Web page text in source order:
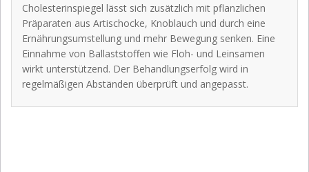
Cholesterinspiegel lässt sich zusätzlich mit pflanzlichen
Präparaten aus Artischocke, Knoblauch und durch eine
Ernährungsumstellung und mehr Bewegung senken. Eine
Einnahme von Ballaststoffen wie Floh- und Leinsamen
wirkt unterstützend. Der Behandlungserfolg wird in
regelmäßigen Abständen überprüft und angepasst.